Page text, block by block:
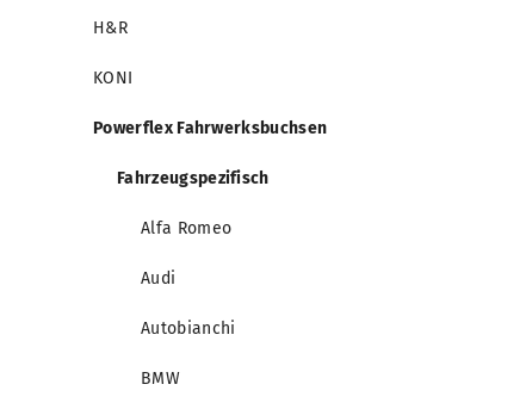
H&R
KONI
Powerflex Fahrwerksbuchsen
Fahrzeugspezifisch
Alfa Romeo
Audi
Autobianchi
BMW